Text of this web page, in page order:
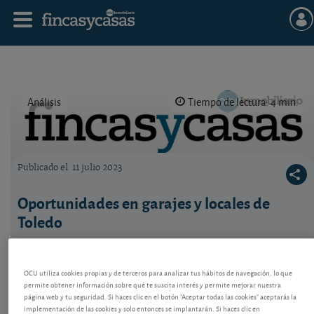
Análisis Tiempo de lectura: 4 min.
Publicado el 11 julio 2023
Oportunidades en garajes y locales de
Toledo
venta y alquiler.
OCU utiliza cookies propias y de terceros para analizar tus hábitos de navegación, lo que
permite obtener información sobre qué te suscita interés y permite mejorar nuestra
página web y tu seguridad. Si haces clic en el botón "Aceptar todas las cookies" aceptarás la
implementación de las cookies y solo entonces se implantarán. Si haces clic en